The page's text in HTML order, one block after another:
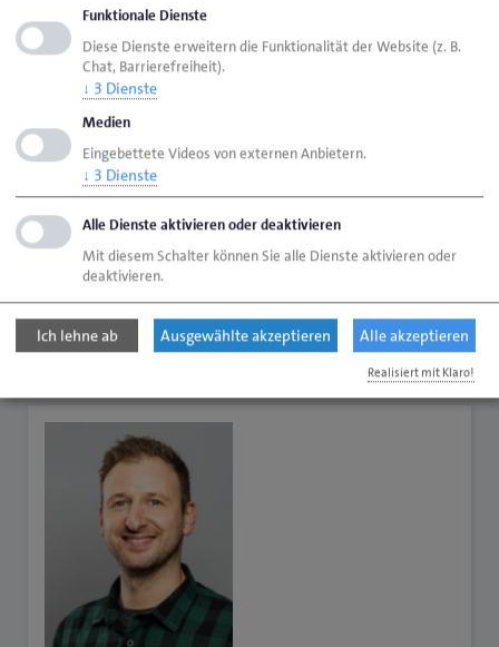
Bedeutung von Körperhaltung und Wirkung der
Stimme
Positives Formulieren und aktives Zuhören
Grundlagen der Gesprächsführung
Reklamationsbearbeitung / Schwierige
Situationen erfolgreich meistern
Regeln für professionelles Telefonieren
Praxis und Feedback
Zügig auf den Punkt kommen
Kontakt
Funktionale Dienste
Diese Dienste erweitern die Funktionalität der Website (z. B.
Chat, Barrierefreiheit).
↓ 3 Dienste
Medien
Eingebettete Videos von externen Anbietern.
↓ 3 Dienste
Alle Dienste aktivieren oder deaktivieren
Mit diesem Schalter können Sie alle Dienste aktivieren oder
deaktivieren.
Ich lehne ab Ausgewählte akzeptieren Alle akzeptieren
Realisiert mit Klaro!